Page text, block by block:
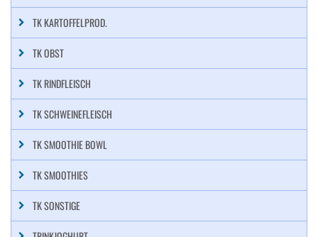
TK KARTOFFELPROD.
TK OBST
TK RINDFLEISCH
TK SCHWEINEFLEISCH
TK SMOOTHIE BOWL
TK SMOOTHIES
TK SONSTIGE